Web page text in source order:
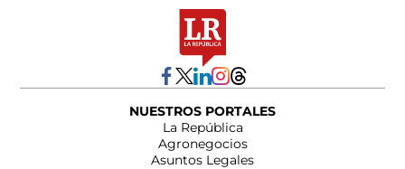
NUESTROS PORTALES
La República
Agronegocios
Asuntos Legales